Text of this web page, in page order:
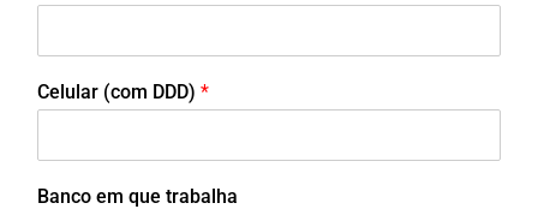
Celular (com DDD) *
Banco em que trabalha